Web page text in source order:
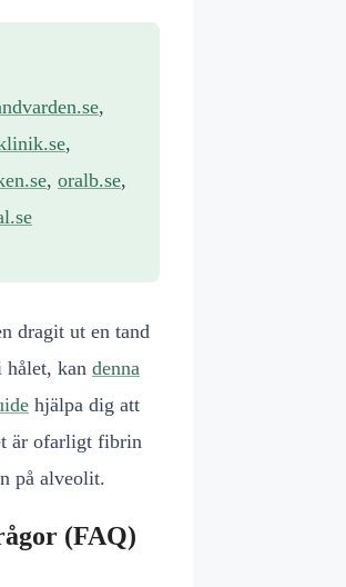
,
,
, oralb.se,
dragit ut en tand
hålet, kan denna
hjälpa dig att
är ofarligt fibrin
på alveolit.
(FAQ)